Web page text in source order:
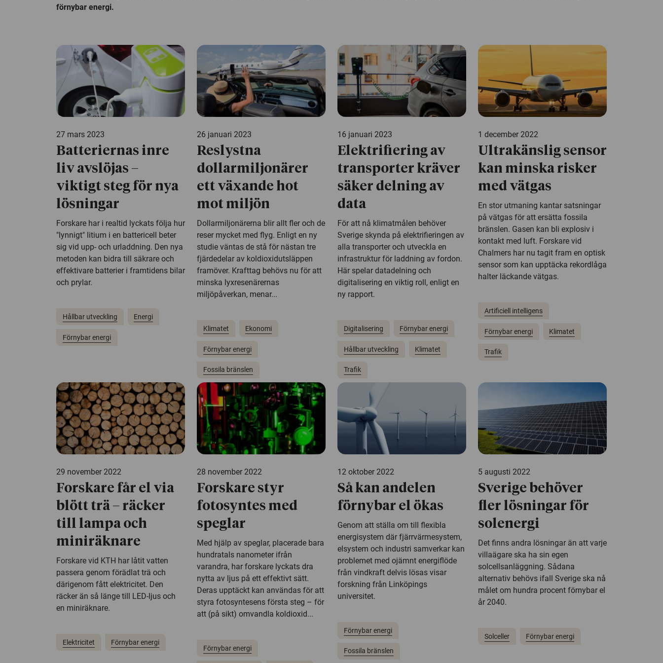
förnybar energi.
27 mars 2023
Batteriernas inre
liv avslöjas –
viktigt steg för nya
lösningar
Forskare har i realtid lyckats följa hur
"lynnigt" litium i en battericell beter
sig vid upp- och urladdning. Den nya
metoden kan bidra till säkrare och
effektivare batterier i framtidens bilar
och prylar.
Hållbar utveckling Energi
Förnybar energi
26 januari 2023
Reslystna
dollarmiljonärer
ett växande hot
mot miljön
Dollarmiljonärerna blir allt fler och de
reser mycket med flyg. Enligt en ny
studie väntas de stå för nästan tre
fjärdedelar av koldioxidutsläppen
framöver. Krafttag behövs nu för att
minska lyxresenärernas
miljöpåverkan, menar...
Klimatet Ekonomi
Förnybar energi
Fossila bränslen
16 januari 2023
Elektrifiering av
transporter kräver
säker delning av
data
För att nå klimatmålen behöver
Sverige skynda på elektrifieringen av
alla transporter och utveckla en
infrastruktur för laddning av fordon.
Här spelar datadelning och
digitalisering en viktig roll, enligt en
ny rapport.
Digitalisering Förnybar energi
Hållbar utveckling Klimatet
Trafik
1 december 2022
Ultrakänslig sensor
kan minska risker
med vätgas
En stor utmaning kantar satsningar
på vätgas för att ersätta fossila
bränslen. Gasen kan bli explosiv i
kontakt med luft. Forskare vid
Chalmers har nu tagit fram en optisk
sensor som kan upptäcka rekordlåga
halter läckande vätgas.
Artificiell intelligens
Förnybar energi Klimatet
Trafik
29 november 2022
Forskare får el via
blött trä – räcker
till lampa och
miniräknare
Forskare vid KTH har låtit vatten
passera genom förädlat trä och
därigenom fått elektricitet. Den
räcker än så länge till LED-ljus och
en miniräknare.
Elektricitet Förnybar energi
28 november 2022
Forskare styr
fotosyntes med
speglar
Med hjälp av speglar, placerade bara
hundratals nanometer ifrån
varandra, har forskare lyckats dra
nytta av ljus på ett effektivt sätt.
Deras upptäckt kan användas för att
styra fotosyntesens första steg – för
att (på sikt) omvandla koldioxid...
Förnybar energi
12 oktober 2022
Så kan andelen
förnybar el ökas
Genom att ställa om till flexibla
energisystem där fjärrvärmesystem,
elsystem och industri samverkar kan
problemet med ojämnt energiflöde
från vindkraft delvis lösas visar
forskning från Linköpings
universitet.
Förnybar energi
Fossila bränslen
5 augusti 2022
Sverige behöver
fler lösningar för
solenergi
Det finns andra lösningar än att varje
villaägare ska ha sin egen
solcellsanläggning. Sådana
alternativ behövs ifall Sverige ska nå
målet om hundra procent förnybar el
år 2040.
Solceller Förnybar energi